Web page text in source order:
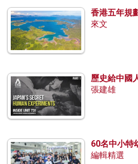
香港五年規
來文
歷史給中國
張建雄
60名中小特
編輯精選